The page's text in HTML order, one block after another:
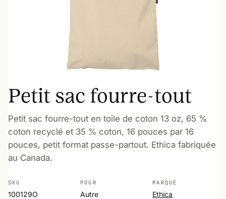
Petit sac fourre-tout
Petit sac fourre-tout en toile de coton 13 oz, 65 %
coton recyclé et 35 % coton, 16 pouces par 16
pouces, petit format passe-partout. Ethica fabriquée
au Canada.
SKU
100129O
POUR
Autre
MARQUE
Ethica